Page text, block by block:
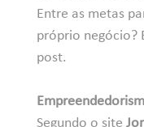
Entre as metas
próprio negócio?
post.
Segundo o site